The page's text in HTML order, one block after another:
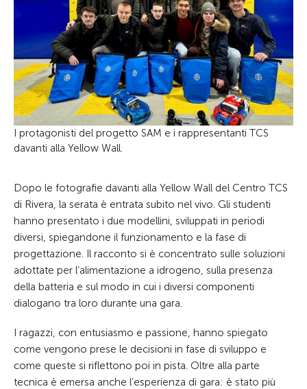
I protagonisti del progetto SAM e i rappresentanti TCS
davanti alla Yellow Wall.
Dopo le fotografie davanti alla Yellow Wall del Centro TCS
di Rivera, la serata è entrata subito nel vivo. Gli studenti
hanno presentato i due modellini, sviluppati in periodi
diversi, spiegandone il funzionamento e la fase di
progettazione. Il racconto si è concentrato sulle soluzioni
adottate per l’alimentazione a idrogeno, sulla presenza
della batteria e sul modo in cui i diversi componenti
dialogano tra loro durante una gara.
I ragazzi, con entusiasmo e passione, hanno spiegato
come vengono prese le decisioni in fase di sviluppo e
come queste si riflettono poi in pista. Oltre alla parte
tecnica è emersa anche l’esperienza di gara: è stato più